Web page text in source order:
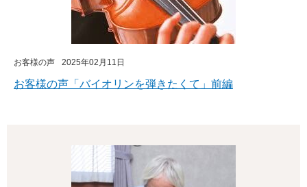
お客様の声 2025年02月11日
お客様の声「バイオリンを弾きたくて」前編